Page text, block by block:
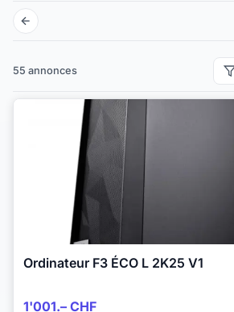
55 annonces
Ordinateur F3 ÉCO L 2K25 V1
1'001.– CHF